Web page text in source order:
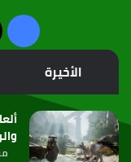
الأخيرة